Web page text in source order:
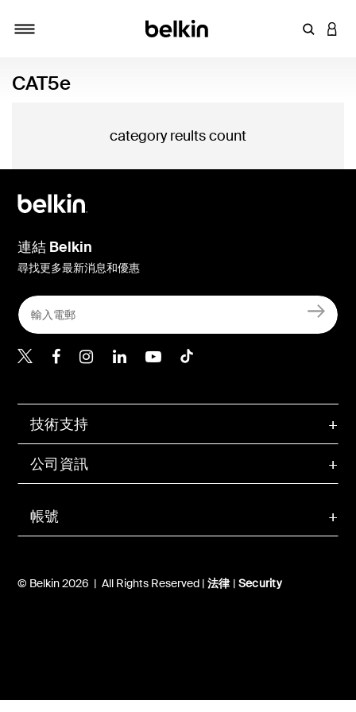
輸入關鍵
登入
CAT5e
category reults count
帳號
技術支持
公司資訊
© Belkin 2026 | All Rights Reserved | 法律 | Security
連結 Belkin
尋找更多最新消息和優惠
Belkin Twitter
Belkin Hong Kong
Belkin Instagram
Belkin Hong Kong
Belkin Youtube
Belkin TikTok